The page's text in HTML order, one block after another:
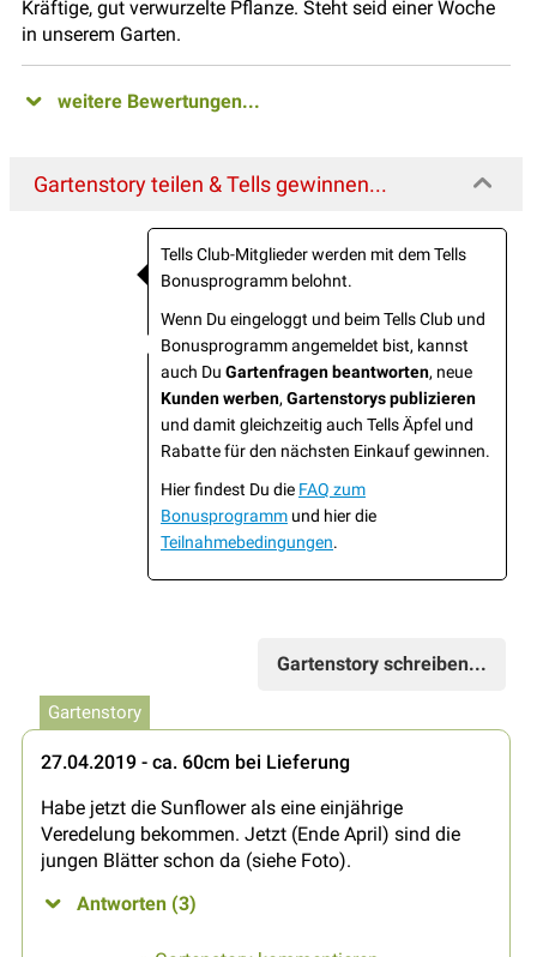
Kräftige, gut verwurzelte Pflanze. Steht seid einer Woche
in unserem Garten.
weitere Bewertungen...
Gartenstory teilen & Tells gewinnen...
Tells Club-Mitglieder werden mit dem Tells
Bonusprogramm belohnt.
Wenn Du eingeloggt und beim Tells Club und
Bonusprogramm angemeldet bist, kannst
auch Du Gartenfragen beantworten, neue
Kunden werben, Gartenstorys publizieren
und damit gleichzeitig auch Tells Äpfel und
Rabatte für den nächsten Einkauf gewinnen.
Hier findest Du die FAQ zum
Bonusprogramm und hier die
Teilnahmebedingungen.
Gartenstory schreiben...
Gartenstory
27.04.2019 - ca. 60cm bei Lieferung
Habe jetzt die Sunflower als eine einjährige
Veredelung bekommen. Jetzt (Ende April) sind die
jungen Blätter schon da (siehe Foto).
Antworten (3)